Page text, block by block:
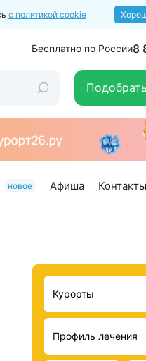
с политикой cookie
Бесплатно по России8
новое Афиша Контакты
Курорты
Профиль лечения